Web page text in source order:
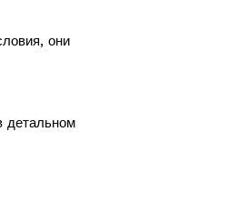
они
детальном